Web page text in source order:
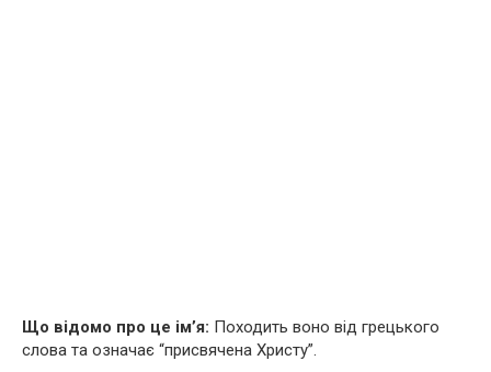
Що відомо про це ім’я: Походить воно від грецького
слова та означає “присвячена Христу”.